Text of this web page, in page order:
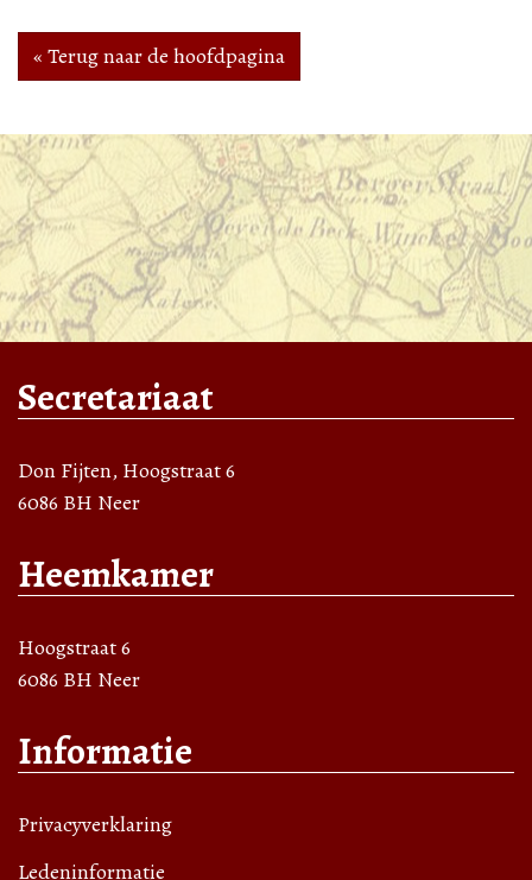
« Terug naar de hoofdpagina
Secretariaat
Don Fijten, Hoogstraat 6
6086 BH Neer
Heemkamer
Hoogstraat 6
6086 BH Neer
Informatie
Privacyverklaring
Ledeninformatie